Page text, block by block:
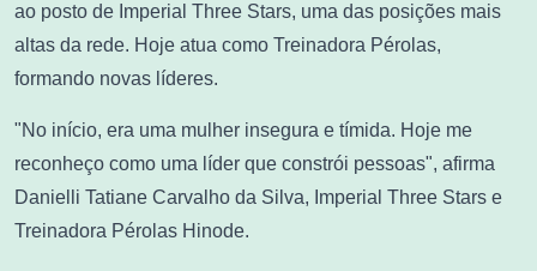
ao posto de Imperial Three Stars, uma das posições mais
altas da rede. Hoje atua como Treinadora Pérolas,
formando novas líderes.
"No início, era uma mulher insegura e tímida. Hoje me
reconheço como uma líder que constrói pessoas", afirma
Danielli Tatiane Carvalho da Silva, Imperial Three Stars e
Treinadora Pérolas Hinode.